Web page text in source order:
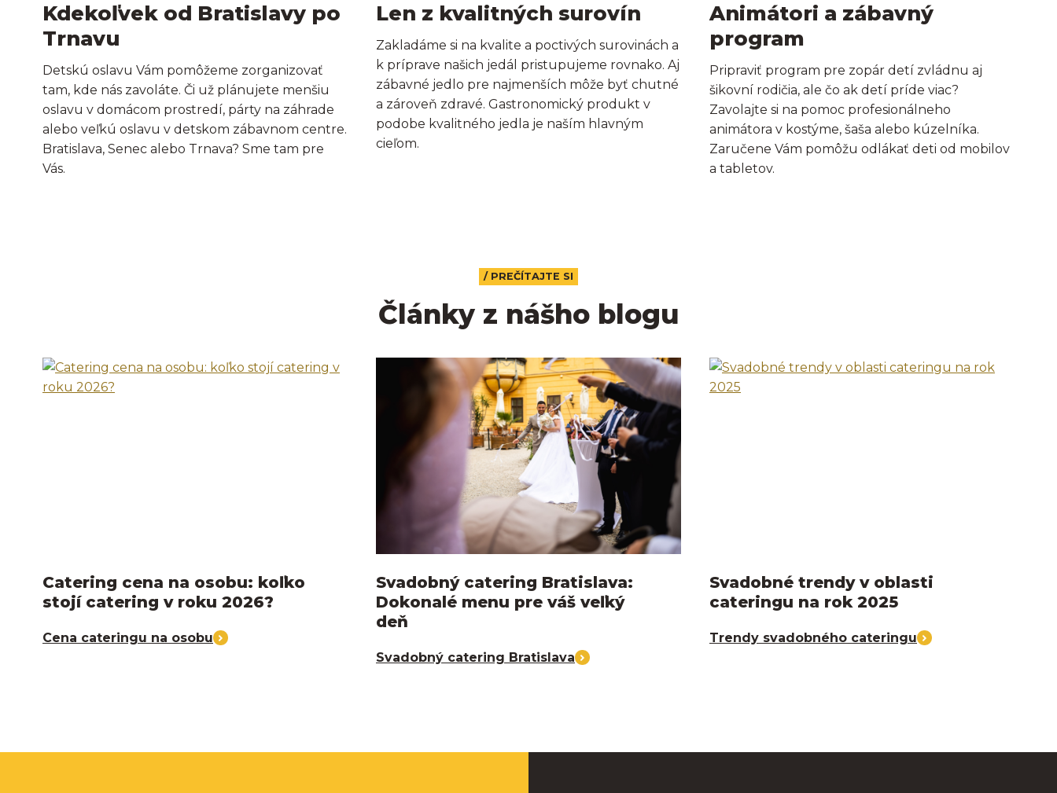
Kdekoľvek od Bratislavy po
Trnavu
Detskú oslavu Vám pomôžeme zorganizovať
tam, kde nás zavoláte. Či už plánujete menšiu
oslavu v domácom prostredí, párty na záhrade
alebo veľkú oslavu v detskom zábavnom centre.
Bratislava, Senec alebo Trnava? Sme tam pre
Vás.
Len z kvalitných surovín
Zakladáme si na kvalite a poctivých surovinách a
k príprave našich jedál pristupujeme rovnako. Aj
zábavné jedlo pre najmenších môže byť chutné
a zároveň zdravé. Gastronomický produkt v
podobe kvalitného jedla je naším hlavným
cieľom.
Animátori a zábavný
program
Pripraviť program pre zopár detí zvládnu aj
šikovní rodičia, ale čo ak detí príde viac?
Zavolajte si na pomoc profesionálneho
animátora v kostýme, šaša alebo kúzelníka.
Zaručene Vám pomôžu odlákať deti od mobilov
a tabletov.
/ PREČÍTAJTE SI
Články z nášho blogu
Catering cena na osobu: koľko
stojí catering v roku 2026?
Cena cateringu na osobu
Svadobný catering Bratislava:
Dokonalé menu pre váš veľký
deň
Svadobný catering Bratislava
Svadobné trendy v oblasti
cateringu na rok 2025
Trendy svadobného cateringu